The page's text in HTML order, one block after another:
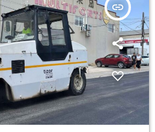
insert_link